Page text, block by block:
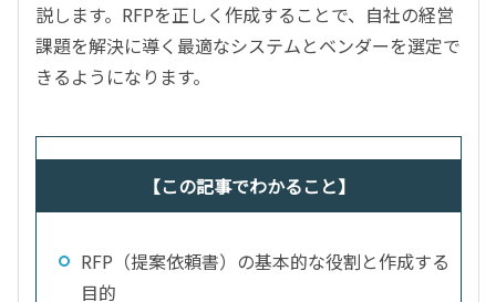
説します。RFPを正しく作成することで、自社の経営
課題を解決に導く最適なシステムとベンダーを選定で
きるようになります。
【この記事でわかること】
RFP（提案依頼書）の基本的な役割と作成する
目的